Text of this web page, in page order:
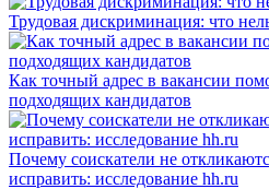
Трудовая дискриминация: что
Как точный адрес в вакансии
подходящих кандидатов
Почему соискатели не
исправить: исследование hh.ru